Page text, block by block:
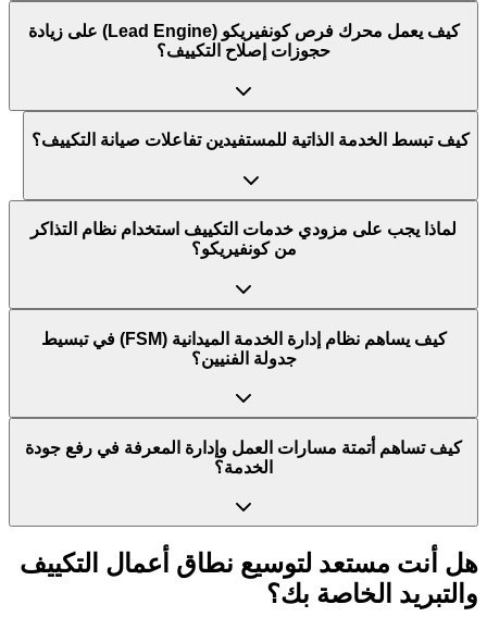
كيف يعمل محرك فرص كونفيريكو (Lead Engine) على زيادة
حجوزات إصلاح التكييف؟
كيف تبسط الخدمة الذاتية للمستفيدين تفاعلات صيانة التكييف؟
لماذا يجب على مزودي خدمات التكييف استخدام نظام التذاكر
من كونفيريكو؟
كيف يساهم نظام إدارة الخدمة الميدانية (FSM) في تبسيط
جدولة الفنيين؟
كيف تساهم أتمتة مسارات العمل وإدارة المعرفة في رفع جودة
الخدمة؟
هل أنت مستعد لتوسيع نطاق أعمال التكييف
والتبريد الخاصة بك؟